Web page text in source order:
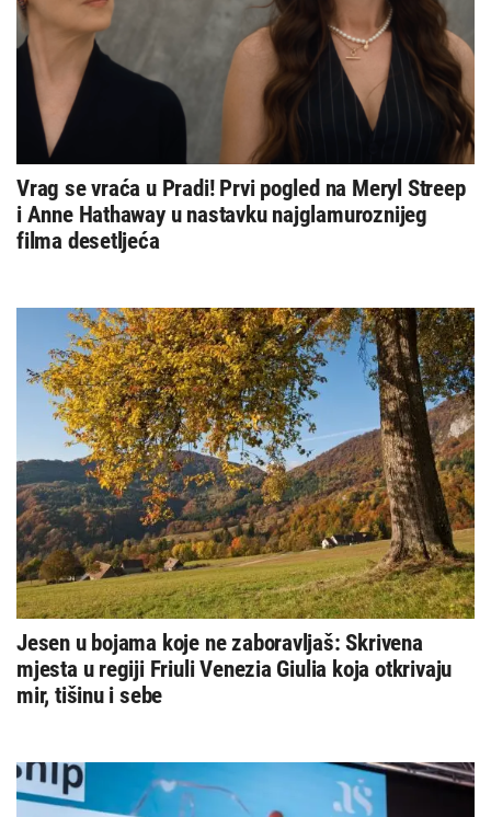
Vrag se vraća u Pradi! Prvi pogled na Meryl Streep
i Anne Hathaway u nastavku najglamuroznijeg
filma desetljeća
Jesen u bojama koje ne zaboravljaš: Skrivena
mjesta u regiji Friuli Venezia Giulia koja otkrivaju
mir, tišinu i sebe